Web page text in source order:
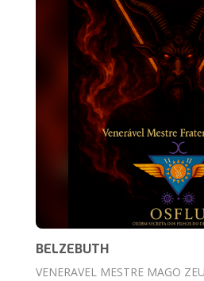
BELZEBUTH
VENERAVEL MESTRE MAGO